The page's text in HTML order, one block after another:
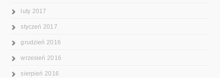
luty 2017
styczeń 2017
grudzień 2016
wrzesień 2016
sierpień 2016